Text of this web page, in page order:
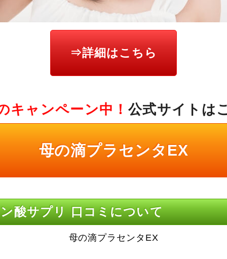
⇒詳細はこちら
キャンペーン中！ 公式サイトは
母の滴プラセンタEX
酸サプリ 口コミについて
母の滴プラセンタEX